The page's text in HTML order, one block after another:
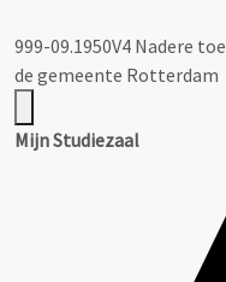
999-09.1950V4 Nadere
de gemeente Rotterdam
Mijn Studiezaal